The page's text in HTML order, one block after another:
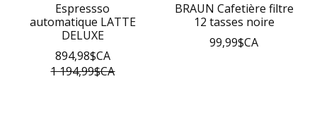
Espressso
automatique LATTE
DELUXE
894,98$CA
1 194,99$CA
BRAUN Cafetière filtre
12 tasses noire
99,99$CA